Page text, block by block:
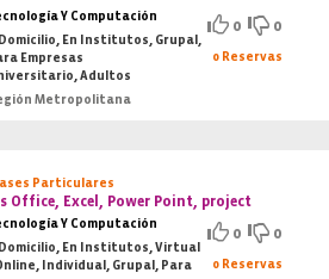
Y Computación
En Institutos, Grupal,
Empresas
Adultos
Metropolitana
0 0
0 Reservas
Particulares
Office, Excel, Power Point, project
Y Computación
En Institutos, Virtual
Individual, Grupal, Para
0 0
0 Reservas